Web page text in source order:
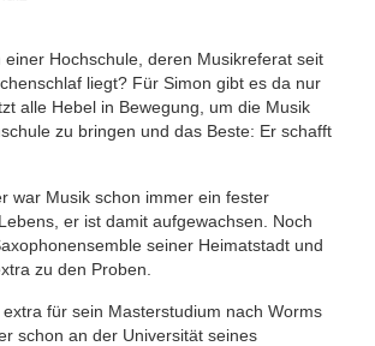
einer Hochschule, deren Musikreferat seit
liegt? Für Simon gibt es da nur
alle Hebel in Bewegung, um die Musik
zu bringen und das Beste: Er schafft
war Musik schon immer ein fester
er ist damit aufgewachsen. Noch
seiner Heimatstadt und
zu den Proben.
für sein Masterstudium nach Worms
schon an der Universität seines